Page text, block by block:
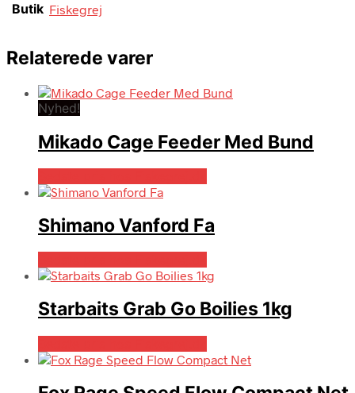
Butik Fiskegrej
Relaterede varer
Nyhed!
Mikado Cage Feeder Med Bund
Shimano Vanford Fa
Starbaits Grab Go Boilies 1kg